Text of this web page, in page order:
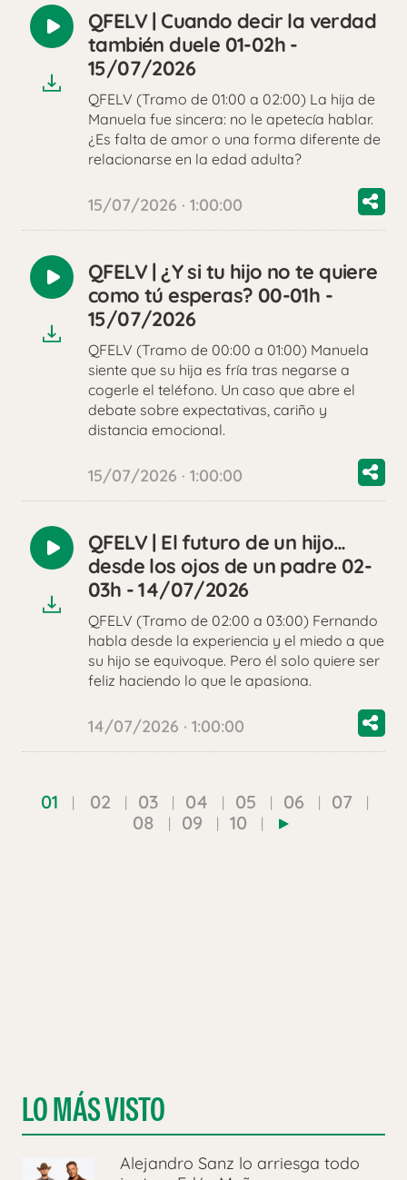
Reproducir
audio
QFELV | Cuando decir la verdad
también duele 01-02h -
15/07/2026
QFELV (Tramo de 01:00 a 02:00) La hija de
Manuela fue sincera: no le apetecía hablar.
¿Es falta de amor o una forma diferente de
relacionarse en la edad adulta?
15/07/2026 · 1:00:00
Reproducir
audio
QFELV | ¿Y si tu hijo no te quiere
como tú esperas? 00-01h -
15/07/2026
QFELV (Tramo de 00:00 a 01:00) Manuela
siente que su hija es fría tras negarse a
cogerle el teléfono. Un caso que abre el
debate sobre expectativas, cariño y
distancia emocional.
15/07/2026 · 1:00:00
Reproducir
audio
QFELV | El futuro de un hijo…
desde los ojos de un padre 02-
03h - 14/07/2026
QFELV (Tramo de 02:00 a 03:00) Fernando
habla desde la experiencia y el miedo a que
su hijo se equivoque. Pero él solo quiere ser
feliz haciendo lo que le apasiona.
14/07/2026 · 1:00:00
01 02 03 04 05 06
07
08
09 10
LO MÁS VISTO
Alejandro Sanz lo arriesga todo